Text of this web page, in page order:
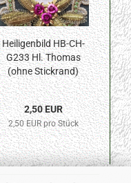
Heiligenbild HB-CH-
G233 Hl. Thomas
(ohne Stickrand)
40x55mm
2,50 EUR
2,50 EUR pro Stück